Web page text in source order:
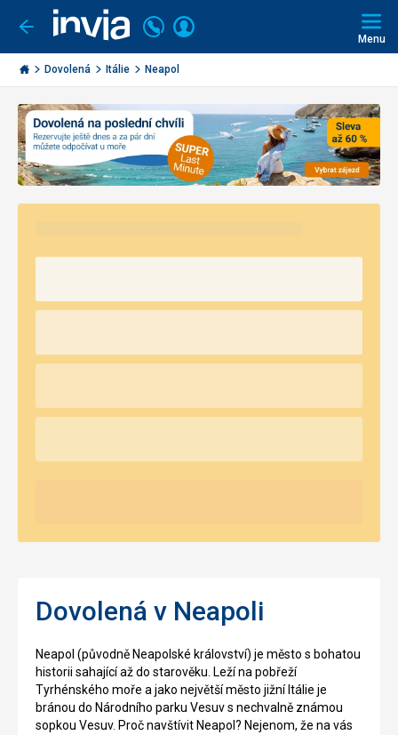
Jít
zpět
Invia.cz
Volejte
226
000
290
Přihlásit
Menu
Dovolená Itálie Neapol
Dovolená v Neapoli
Neapol (původně Neapolské království) je město s bohatou
historii sahající až do starověku. Leží na pobřeží
Tyrhénského moře a jako největší město jižní Itálie je
bránou do Národního parku Vesuv s nechvalně známou
sopkou Vesuv. Proč navštívit Neapol? Nejenom, že na vás